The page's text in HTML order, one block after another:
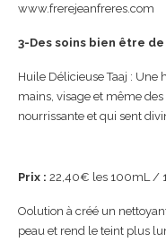
www.frerejeanfreres.com
3-Des soins bien être
Huile Délicieuse Taaj : Une
mains, visage et même
nourrissante et qui sent
Prix : 22,40€ les 100mL /
Oolution à créé un
peau et rend le teint plus